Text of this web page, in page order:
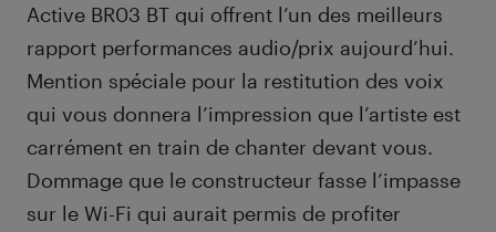
Active BR03 BT qui offrent l’un des meilleurs
rapport performances audio/prix aujourd’hui.
Mention spéciale pour la restitution des voix
qui vous donnera l’impression que l’artiste est
carrément en train de chanter devant vous.
Dommage que le constructeur fasse l’impasse
sur le Wi-Fi qui aurait permis de profiter